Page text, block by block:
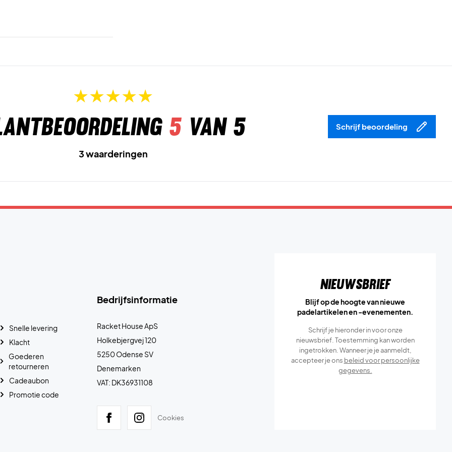
5van 5 Schrijf beoordeling
3 waarderingen
Bedrijfsinformatie
Racket House ApS
Holkebjergvej 120
5250 Odense SV
Denemarken
VAT: DK36931108
Cookies
Snelle levering
Klacht
Goederen
retourneren
Cadeaubon
Promotie code
Nieuwsbrief
Blijf op de hoogte van nieuwe
padelartikelen en -evenementen.
Schrijf je hieronder in voor onze
nieuwsbrief. Toestemming kan worden
ingetrokken. Wanneer je je aanmeldt,
accepteer je ons beleid voor persoonlijke
gegevens.